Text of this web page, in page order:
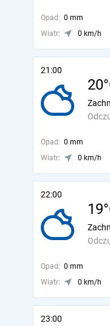
Opad: 0 mm
Wiatr:
0 km/h
21:00
Opad: 0 mm
Wiatr:
0 km/h
22:00
Opad: 0 mm
Wiatr:
0 km/h
23:00